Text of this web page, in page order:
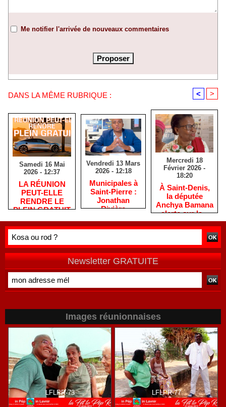
Me notifier l'arrivée de nouveaux commentaires
DANS LA MÊME RUBRIQUE : < >
Samedi 16 Mai
2026 - 12:37
​LA RÉUNION
PEUT-ELLE
RENDRE LE
PLEIN GRATUIT
Vendredi 13 Mars
2026 - 12:18
​Municipales à
Saint-Pierre :
Jonathan
Rivière
habitants après
de terrain
Mercredi 18
Février 2026 -
18:20
​À Saint-Denis,
la députée
Anchya Bamana
alerte sur la «
double peine »
vécue par
Newsletter GRATUITE
Images réunionnaises
LFLPR-73 LFLPR-77